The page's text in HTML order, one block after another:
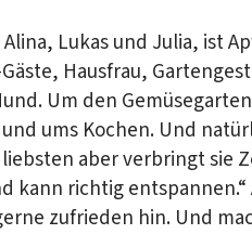
Alina, Lukas und Julia, ist
Hausfrau,
Um den
ums Kochen. Und
aber verbringt sie
kann richtig
zufrieden hin. Und